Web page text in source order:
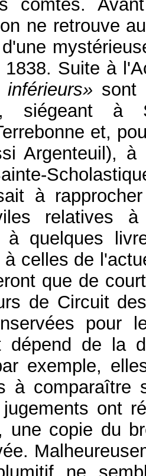
comtés. Avant
ne retrouve
1838. Suite à
sont
siégeant à
et,
Argenteuil), à
à
relatives
à quelques
à celles de
que de
de Circuit
pour
dépend de la
exemple,
à comparaître
ont
une copie du